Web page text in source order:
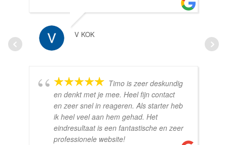
V KOK
Timo is zeer deskundig
en denkt met je mee. Heel fijn contact
en zeer snel in reageren. Als starter heb
ik heel veel aan hem gehad. Het
eindresultaat is een fantastische en zeer
professionele website!